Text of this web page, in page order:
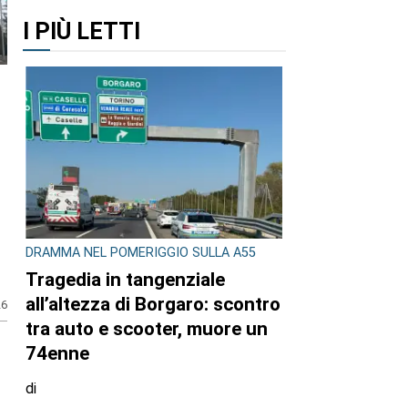
I PIÙ LETTI
DRAMMA NEL POMERIGGIO SULLA A55
Tragedia in tangenziale
all’altezza di Borgaro: scontro
tra auto e scooter, muore un
74enne
di